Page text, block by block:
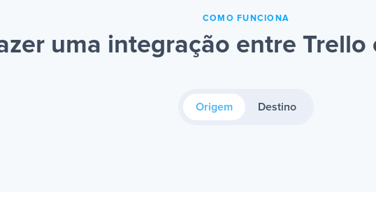
COMO FUNCIONA
uma integração entre Trello
Origem Destino